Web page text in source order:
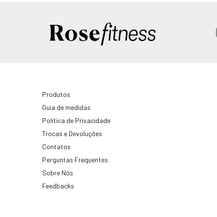
Produtos
Guia de medidas
Política de Privacidade
Trocas e Devoluções
Contatos
Perguntas Frequentes
Sobre Nós
Feedbacks